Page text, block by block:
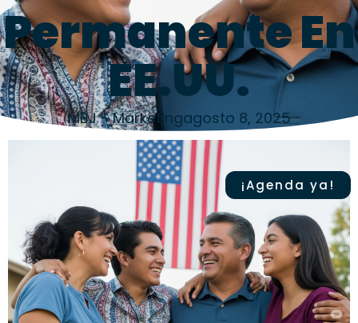
Permanente En
EE.UU.
MBJ - Marketingagosto 8, 2025
¡Agenda ya!